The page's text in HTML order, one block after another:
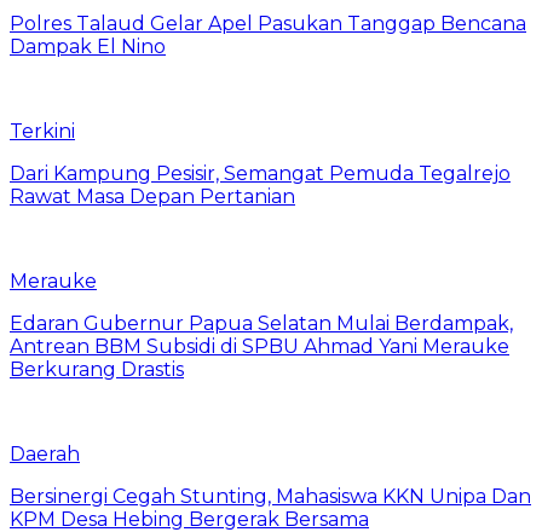
Polres Talaud Gelar Apel Pasukan Tanggap Bencana
Dampak El Nino
Terkini
Dari Kampung Pesisir, Semangat Pemuda Tegalrejo
Rawat Masa Depan Pertanian
Merauke
Edaran Gubernur Papua Selatan Mulai Berdampak,
Antrean BBM Subsidi di SPBU Ahmad Yani Merauke
Berkurang Drastis
Daerah
Bersinergi Cegah Stunting, Mahasiswa KKN Unipa Dan
KPM Desa Hebing Bergerak Bersama